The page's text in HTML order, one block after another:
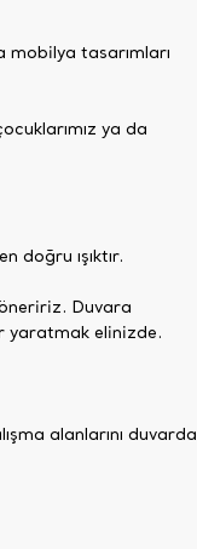
mobilya tasarımları
ya da
doğru ışıktır.
Duvara
yaratmak elinizde.
alanlarını duvarda